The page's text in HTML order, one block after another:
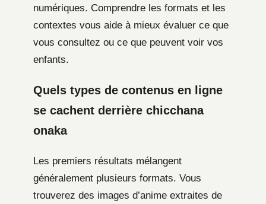
numériques. Comprendre les formats et les
contextes vous aide à mieux évaluer ce que
vous consultez ou ce que peuvent voir vos
enfants.
Quels types de contenus en ligne
se cachent derrière chicchana
onaka
Les premiers résultats mélangent
généralement plusieurs formats. Vous
trouverez des images d’anime extraites de